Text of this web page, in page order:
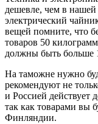
дешевле, чем в нашей
электрический
вещей помните, что
товаров 50
должны быть больше
На таможне нужно
рекомендуют не
и Россией действует
так как товарами вы
Финляндии.